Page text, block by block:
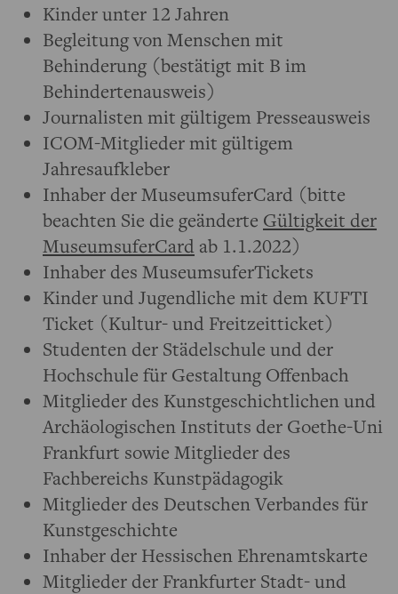
Kinder unter 12 Jahren
Begleitung von Menschen mit
Behinderung (bestätigt mit B im
Behindertenausweis)
Journalisten mit gültigem Presseausweis
ICOM-Mitglieder mit gültigem
Jahresaufkleber
Inhaber der MuseumsuferCard (bitte
beachten Sie die geänderte Gültigkeit der
MuseumsuferCard ab 1.1.2022)
Inhaber des MuseumsuferTickets
Kinder und Jugendliche mit dem KUFTI
Ticket (Kultur- und Freitzeitticket)
Studenten der Städelschule und der
Hochschule für Gestaltung Offenbach
Mitglieder des Kunstgeschichtlichen und
Archäologischen Instituts der Goethe-Uni
Frankfurt sowie Mitglieder des
Fachbereichs Kunstpädagogik
Mitglieder des Deutschen Verbandes für
Kunstgeschichte
Inhaber der Hessischen Ehrenamtskarte
Mitglieder der Frankfurter Stadt- und